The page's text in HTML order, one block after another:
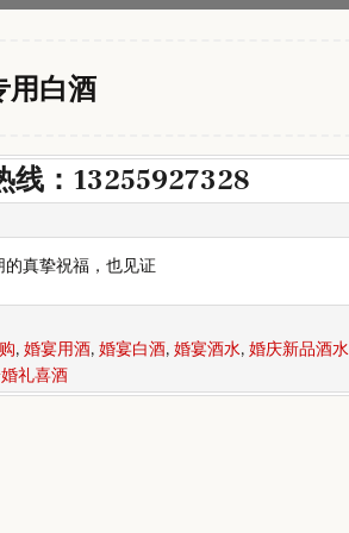
用白酒
线：13255927328
真挚祝福，也见证
, 婚宴用酒, 婚宴白酒, 婚宴酒水, 婚庆新品酒水
礼喜酒